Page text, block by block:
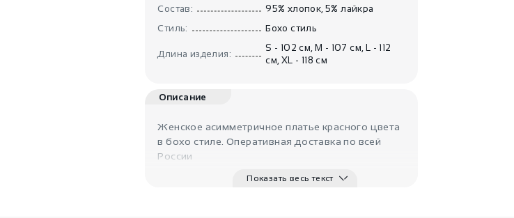
Состав:
95% хлопок, 5% лайкра
Стиль:
Бохо стиль
Длина изделия:
S - 102 см, M - 107 см, L - 112
см, XL - 118 см
Описание
Женское асимметричное платье красного цвета
в бохо стиле. Оперативная доставка по всей
России
Показать весь текст